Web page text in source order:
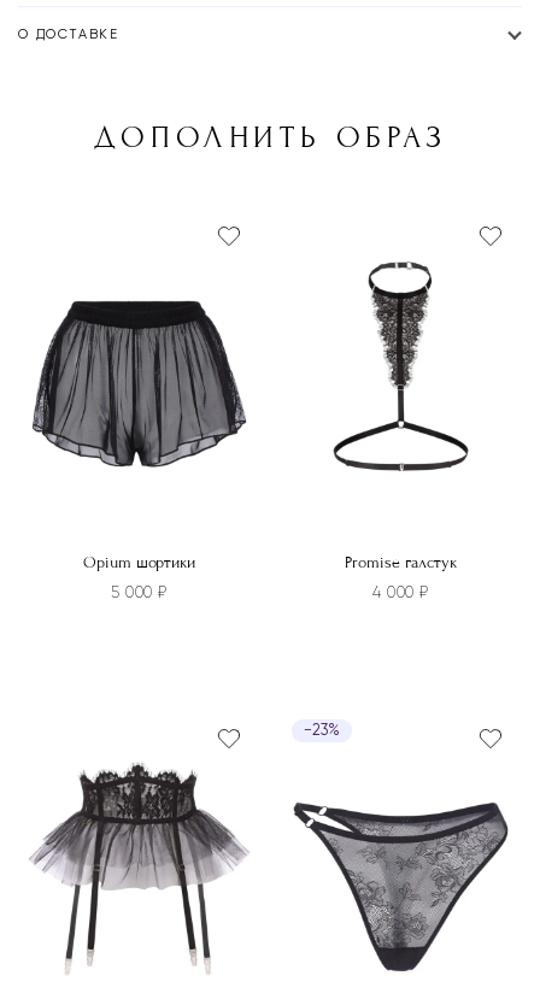
О ДОСТАВКЕ
ДОПОЛНИТЬ ОБРАЗ
Opium шортики
5 000₽
вариаций.
можно
выбрать
странице
товара.
Promise галстук
4 000₽
−23%